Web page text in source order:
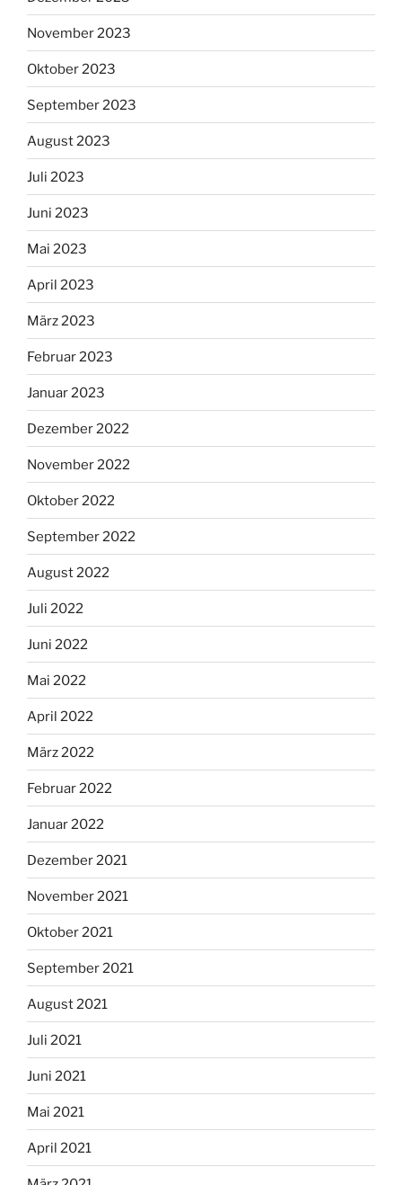
November 2023
Oktober 2023
September 2023
August 2023
Juli 2023
Juni 2023
Mai 2023
April 2023
März 2023
Februar 2023
Januar 2023
Dezember 2022
November 2022
Oktober 2022
September 2022
August 2022
Juli 2022
Juni 2022
Mai 2022
April 2022
März 2022
Februar 2022
Januar 2022
Dezember 2021
November 2021
Oktober 2021
September 2021
August 2021
Juli 2021
Juni 2021
Mai 2021
April 2021